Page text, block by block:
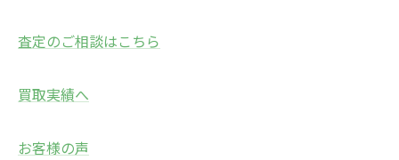
査定のご相談はこちら
買取実績へ
お客様の声